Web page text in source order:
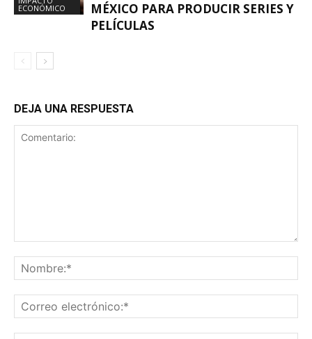
ECONÓMICO
MÉXICO PARA PRODUCIR SERIES Y
PELÍCULAS
DEJA UNA RESPUESTA